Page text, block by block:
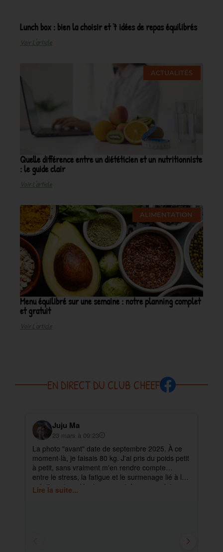
Lunch box : bien la choisir et 7 idées de repas équilibrés
Voir L'article
ACTUALITÉS
Quelle différence entre un diététicien et un nutritionniste
: le guide clair
Voir L'article
ALIMENTATION
Menu équilibré sur une semaine : notre planning complet
et gratuit
Voir L'article
EN DIRECT DU CLUB CHEEF
Juju Ma
23 mars à 09:23
La photo "avant" date de septembre 2025. À ce
moment-là, je faisais 80 kg. J'ai pris du poids petit
à petit, sans vraiment m'en rendre compte…
entre le stress, la fatigue et le surmenage lié à la
création et au développement de mes projets.
Lire la suite...